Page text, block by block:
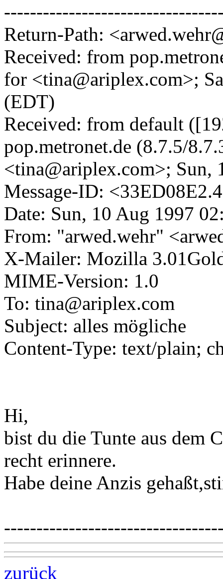
Return-Path:
Received: from
for <tina@ariplex.com>;
(EDT)
Received: from default
pop.metronet.de (8.7.5/
<tina@ariplex.com>; Sun,
Message-ID:
Date: Sun, 10 Aug 1997
From: "arwed.wehr"
X-Mailer: Mozilla
MIME-Version: 1.0
To: tina@ariplex.com
Subject: alles mögliche
Content-Type: text/plain;
Hi,
bist du die Tunte aus dem
recht erinnere.
Habe deine Anzis
zurück